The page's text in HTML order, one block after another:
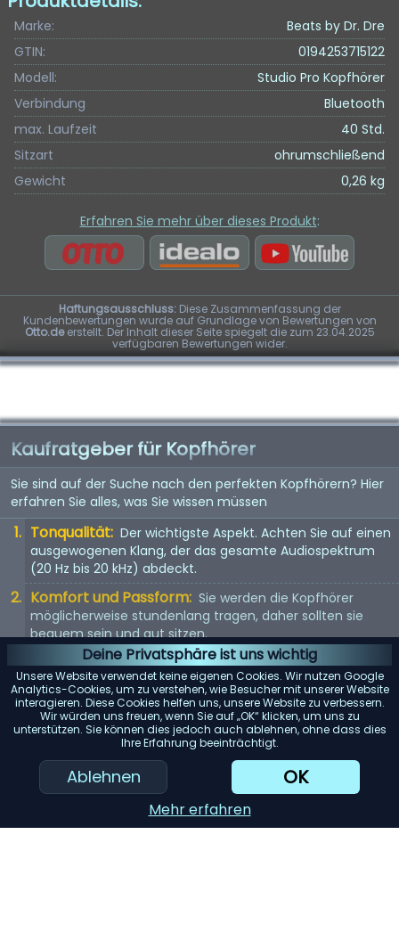
Deine Privatsphäre ist uns wichtig
Unsere Website verwendet keine eigenen Cookies. Wir nutzen Google
Analytics-Cookies, um zu verstehen, wie Besucher mit unserer Website
interagieren. Diese Cookies helfen uns, unsere Website zu verbessern.
Wir würden uns freuen, wenn Sie auf „OK“ klicken, um uns zu
unterstützen. Sie können dies jedoch auch ablehnen, ohne dass dies
Ihre Erfahrung beeinträchtigt.
Ablehnen OK
Mehr erfahren
Marke:
Beats by Dr. Dre
GTIN:
0194253715122
Modell:
Studio Pro Kopfhörer
Verbindung
Bluetooth
max. Laufzeit
40 Std.
Sitzart
ohrumschließend
Gewicht
0,26 kg
Erfahren Sie mehr über dieses Produkt:
Haftungsausschluss:Diese Zusammenfassung der
Kundenbewertungen wurde auf Grundlage von Bewertungen von
Otto.deerstellt. Der Inhalt dieser Seite spiegelt die zum 23.04.2025
verfügbaren Bewertungen wider.
Kaufratgeber für Kopfhörer
Sie sind auf der Suche nach den perfekten Kopfhörern? Hier
erfahren Sie alles, was Sie wissen müssen
Tonqualität: Der wichtigste Aspekt. Achten Sie auf einen
ausgewogenen Klang, der das gesamte Audiospektrum
(20 Hz bis 20 kHz) abdeckt.
Komfort und Passform: Sie werden die Kopfhörer
möglicherweise stundenlang tragen, daher sollten sie
bequem sein und gut sitzen.
Kopfhörertyp: In-Ear, On-Ear oder Over-Ear? Jeder Typ
hat seine Vor- und Nachteile. Wählen Sie entsprechend
Ihren Vorlieben.
Mit Kabel oder kabellos: Kabellose Kopfhörer bieten
Bewegungsfreiheit, aber kabelgebundene Kopfhörer
bieten in der Regel eine bessere Tonqualität.
KI-Einkaufsassistent